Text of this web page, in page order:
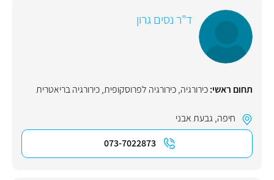
ד"ר נסים גרון
תחום ראשי:כירורגיה,כירורגיה לפרוסקופית,כירורגיה בריאטרית
חיפה, גבעת אבני
073-7022873